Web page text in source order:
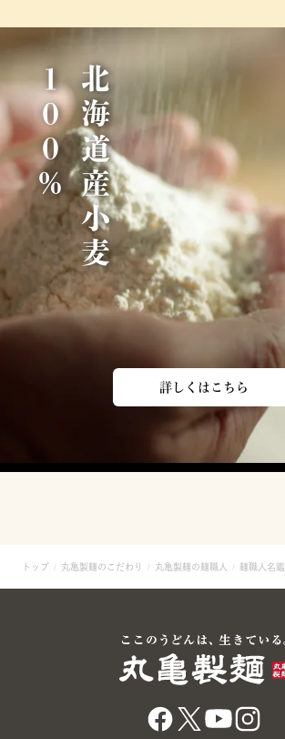
北
海
道
産
小
麦
1
0
0
％
詳しくはこちら
トップ 丸亀製麺のこだわり 丸亀製麺の麺職人 麺職人名鑑